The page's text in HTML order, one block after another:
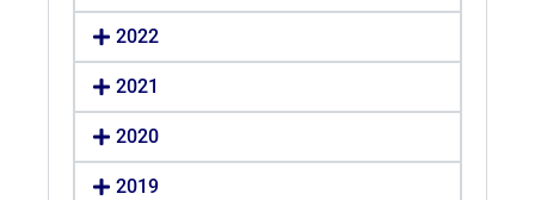
2022
2021
2020
2019